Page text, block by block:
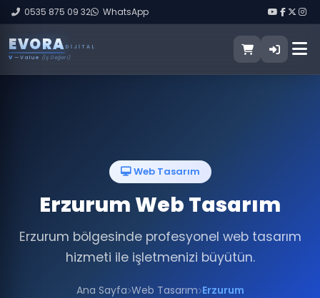
0535 875 09 32 WhatsApp
EVORA DIJITAL
V — Value (İş Değeri)
Web Tasarım
Erzurum Web Tasarım
Erzurum bölgesinde profesyonel web tasarım
hizmeti ile işletmenizi büyütün.
Ana Sayfa Web Tasarım Erzurum